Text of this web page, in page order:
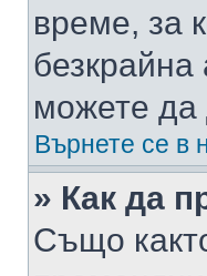
време, за
можете да
Върнете се в
» Как да
Също